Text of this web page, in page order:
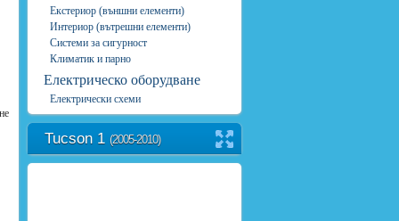
Екстериор (външни елементи)
Интериор (вътрешни елементи)
Системи за сигурност
Климатик и парно
Електрическо оборудване
Електрически схеми
Tucson 1 (2005-2010)